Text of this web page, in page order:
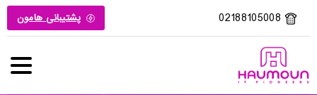
02188105008 پشتیبانی هامون